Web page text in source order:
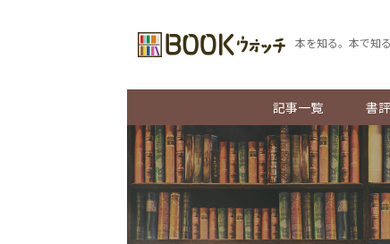
本を知る。本で知る
記事一覧 書評